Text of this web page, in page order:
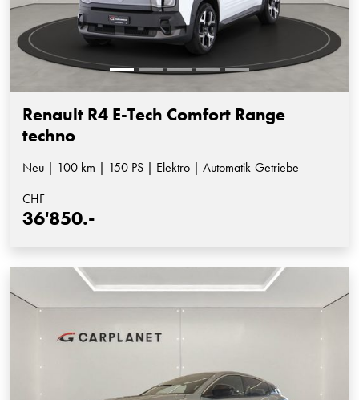
Renault R4 E-Tech Comfort Range
techno
Neu | 100 km | 150 PS | Elektro | Automatik-Getriebe
CHF
36'850.-